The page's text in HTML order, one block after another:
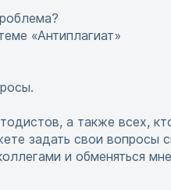
«Антиплагиат»
а также всех,
задать свои вопросы
и обменяться